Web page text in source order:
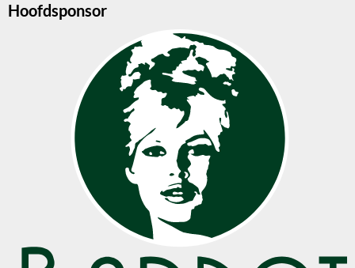
Hoofdsponsor